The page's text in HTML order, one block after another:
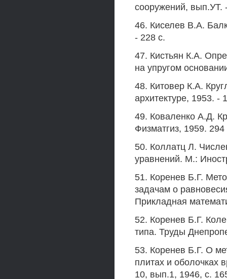
сооружений, вып.УТ.
46. Киселев В.А.
- 228 с.
47. Кистьян К.А.
на упругом
48. Китовер К.А.
архитектуре, 1953. -
49. Коваленко А.Д.
Физматгиз, 1959. 294
50. Коллатц Л.
уравнений. М.:
51. Коренев Б.Г.
задачам о
Прикладная
52. Коренев Б.Г.
типа. Труды
53. Коренев Б.Г. О
плитах и оболочках
10, вып.1, 1946, с.